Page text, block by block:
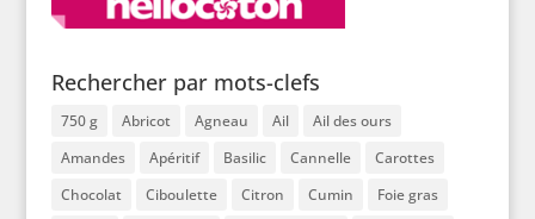
Rechercher par mots-clefs
750 g Abricot Agneau Ail
Ail des ours
Amandes
Apéritif Basilic Cannelle
Carottes
Chocolat
Ciboulette Citron Cumin Foie gras